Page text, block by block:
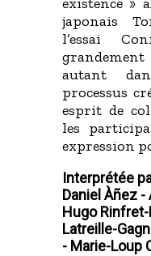
japonais
l’essai
autant
processus
esprit de
les
expression
Interprétée
Daniel Àñez -
Hugo
Latreille-
- Marie-Loup